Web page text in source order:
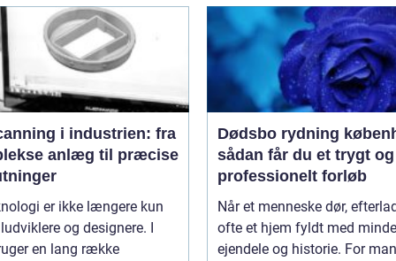
i industrien: fra
anlæg til præcise
er ikke længere kun
og designere. I
en lang række
Dødsbo rydning
sådan får du et trygt og
professionelt forløb
Når et menneske dør,
ofte et hjem fyldt med
ejendele og historie. For